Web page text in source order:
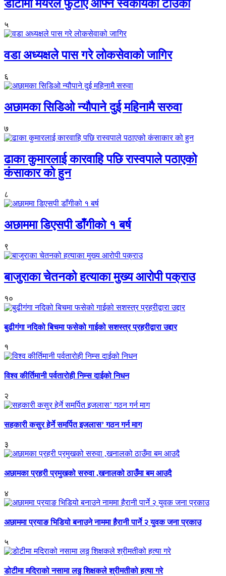
डोटीमा मेयरले फुटाए आफ्नै स्वकीयको टाउको
५
वडा अध्यक्षले पास गरे लोकसेवाको जागिर
६
अछामका सिडिओ न्यौपाने दुई महिनामै सरुवा
७
ढाका कुमारलाई कारवाहि पछि रास्वपाले पठाएको
कंसाकार को हुन
८
अछाममा डिएसपी डाँगीको १ बर्ष
९
बाजुराका चेतनको हत्याका मुख्य आरोपी पक्राउ
१०
बुढीगंगा नदिको बिचमा फसेको गाईको सशस्त्र प्रहरीद्वारा उद्दार
१
विश्व कीर्तिमानी पर्वतारोही निम्स दाईको निधन
२
सहकारी कसुर हेर्ने समर्पित इजलास’ गठन गर्न माग
३
अछामका प्रहरी प्रमुखको सरुवा ,खनालको ठाउँमा बम आउदै
४
अछाममा प्रयाङ भिडियो बनाउने नाममा हैरानी पार्ने २ युवक जना प्रकाउ
५
डोटीमा मदिराको नसामा लठ्ठ शिक्षकले श्रीमतीको हत्या गरे